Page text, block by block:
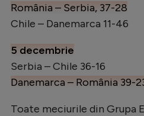
România – Serbia, 37-28
Chile – Danemarca 11-46
5 decembrie
Serbia – Chile 36-16
Danemarca – România 39-
Toate meciurile din Grupa